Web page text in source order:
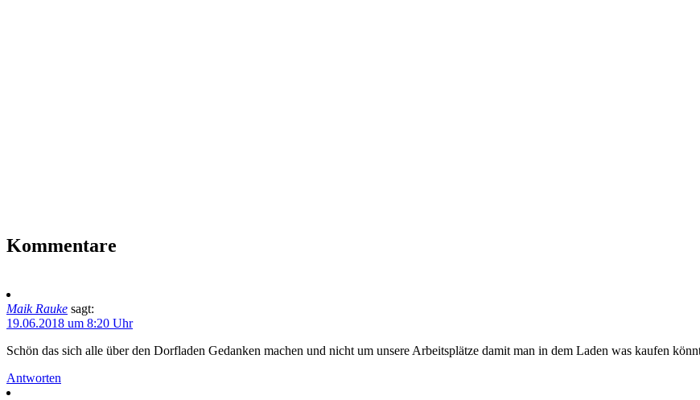
Kommentare
Maik Rauke sagt:
19.06.2018 um 8:20 Uhr
Schön das sich alle über den Dorfladen Gedanken machen und nicht um unsere Arbeitsplätze damit man in dem Laden was kaufen
Antworten